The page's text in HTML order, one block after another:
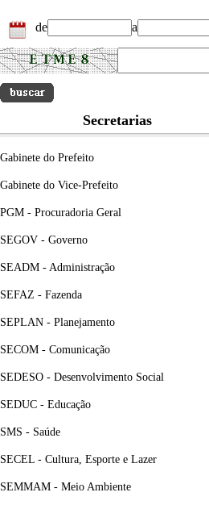
de a
Secretarias
Gabinete do Prefeito
Gabinete do Vice-Prefeito
PGM - Procuradoria Geral
SEGOV - Governo
SEADM - Administração
SEFAZ - Fazenda
SEPLAN - Planejamento
SECOM - Comunicação
SEDESO - Desenvolvimento Social
SEDUC - Educação
SMS - Saúde
SECEL - Cultura, Esporte e Lazer
SEMMAM - Meio Ambiente